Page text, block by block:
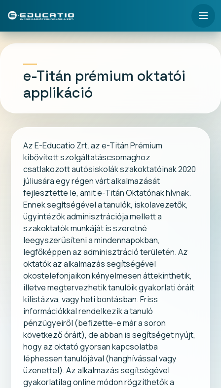
e-Titán prémium oktatói
applikáció
Az E-Educatio Zrt. az e-Titán Prémium
kibővített szolgáltatáscsomaghoz
csatlakozott autósiskolák szakoktatóinak 2020
júliusára egy régen várt alkalmazását
fejlesztette le, amit e-Titán Oktatónak hívnak.
Ennek segítségével a tanulók, iskolavezetők,
ügyintézők adminisztrációja mellett a
szakoktatók munkáját is szeretné
leegyszerűsíteni a mindennapokban,
legfőképpen az adminisztráció területén. Az
oktatók az alkalmazás segítségével
okostelefonjaikon kényelmesen áttekinthetik,
illetve megtervezhetik tanulóik gyakorlati óráit
kilistázva, vagy heti bontásban. Friss
információkkal rendelkezik a tanuló
pénzügyeiről (befizette-e már a soron
következő óráit), de abban is segítséget nyújt,
hogy az oktató gyorsan kapcsolatba
léphessen tanulójával (hanghívással vagy
üzenettel). Az alkalmazás segítségével
gyakorlatilag online módon rögzíthetők a